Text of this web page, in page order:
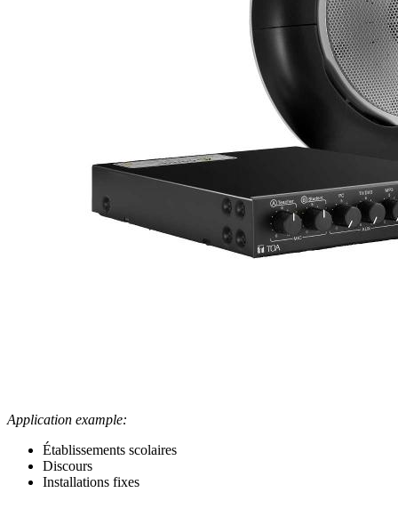
Application example:
Établissements scolaires
Discours
Installations fixes